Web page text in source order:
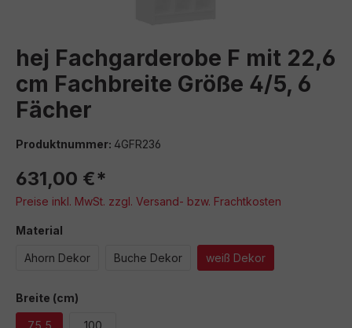
hej Fachgarderobe F mit 22,6
cm Fachbreite Größe 4/5, 6
Fächer
Produktnummer: 4GFR236
631,00 €*
Preise inkl. MwSt. zzgl. Versand- bzw. Frachtkosten
Material
Ahorn Dekor Buche Dekor weiß Dekor
Breite (cm)
75,5 100